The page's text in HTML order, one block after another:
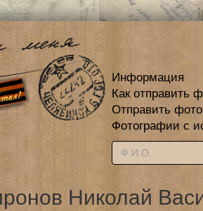
Информация
Как отправить
Отправить
Фотографии с
Николай